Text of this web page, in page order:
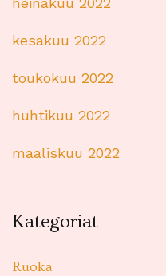
kesäkuu 2022
toukokuu 2022
huhtikuu 2022
maaliskuu 2022
Kategoriat
Ruoka